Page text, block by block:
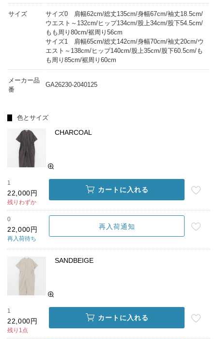
サイズ
サイズ0 肩幅62cm/総丈135cm/身幅67cm/袖丈18.5cm/
ウエスト～132cm/ヒップ134cm/股上34cm/股下54.5cm/
もも周り80cm/裾周り56cm
サイズ1 肩幅65cm/総丈142cm/身幅70cm/袖丈20cm/ウ
エスト～138cm/ヒップ140cm/股上35cm/股下60.5cm/も
も周り85cm/裾周り60cm
メーカー品
番
GA26230-2040125
色とサイズ
CHARCOAL
1
22,000円
残りわずか
カートに入れる
0
22,000円
再入荷待ち
再入荷通知
SANDBEIGE
1
22,000円
残り1点
カートに入れる